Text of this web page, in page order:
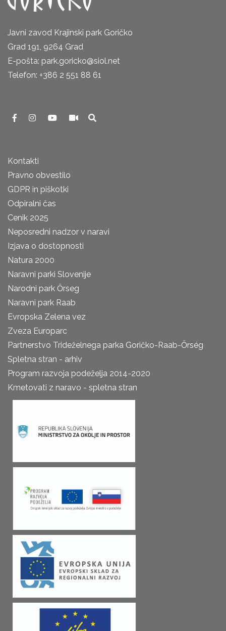
Javni zavod Krajinski park Goričko
Grad 191, 9264 Grad
E-pošta: park.goricko@siol.net
Telefon: +386 2 551 88 61
Kontakti
Pravno obvestilo
GDPR in piškotki
Odpiralni čas
Cenik 2025
Neposredni nadzor v naravi
Izjava o dostopnosti
Natura 2000
Naravni parki Slovenije
Narodni park Őrseg
Naravni park Raab
Evropska Zelena vez
Zveza Europarc
Partnerstvo Trideželnega parka Goričko-Raab-Őrség
Spletna stran - arhiv
Program razvoja podeželja 2014-2020
Kmetovati z naravo - spletna stran